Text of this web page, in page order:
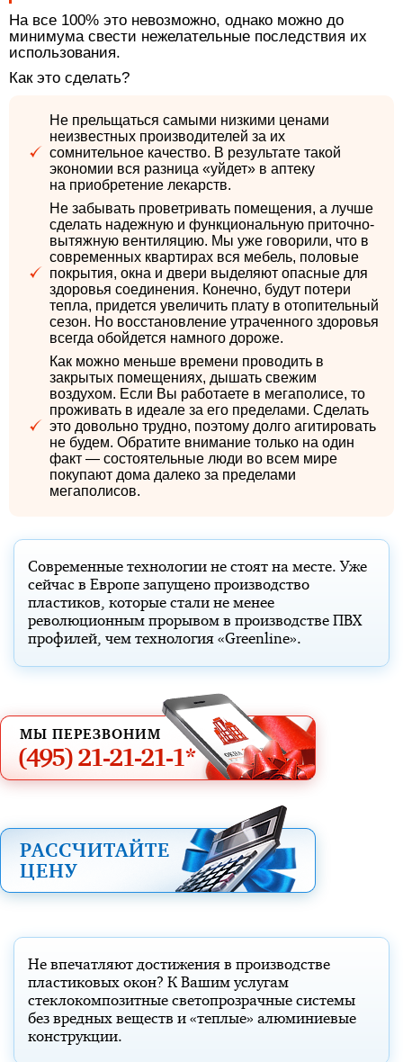
На все 100% это невозможно, однако можно до
минимума свести нежелательные последствия их
использования.
Как это сделать?
Не прельщаться самыми низкими ценами
неизвестных производителей за их
сомнительное качество. В результате такой
экономии вся разница «уйдет» в аптеку
на приобретение лекарств.
Не забывать проветривать помещения, а лучше
сделать надежную и функциональную приточно-
вытяжную вентиляцию. Мы уже говорили, что в
современных квартирах вся мебель, половые
покрытия, окна и двери выделяют опасные для
здоровья соединения. Конечно, будут потери
тепла, придется увеличить плату в отопительный
сезон. Но восстановление утраченного здоровья
всегда обойдется намного дороже.
Как можно меньше времени проводить в
закрытых помещениях, дышать свежим
воздухом. Если Вы работаете в мегаполисе, то
проживать в идеале за его пределами. Сделать
это довольно трудно, поэтому долго агитировать
не будем. Обратите внимание только на один
факт — состоятельные люди во всем мире
покупают дома далеко за пределами
мегаполисов.
Современные технологии не стоят на месте. Уже
сейчас в Европе запущено производство
пластиков, которые стали не менее
революционным прорывом в производстве ПВХ
профилей, чем технология «Greenline».
МЫ ПЕРЕЗВОНИМ
(495)21-21-21-1*
РАССЧИТАЙТЕ
ЦЕНУ
Не впечатляют достижения в производстве
пластиковых окон? К Вашим услугам
стеклокомпозитные светопрозрачные системы
без вредных веществ и «теплые» алюминиевые
конструкции.